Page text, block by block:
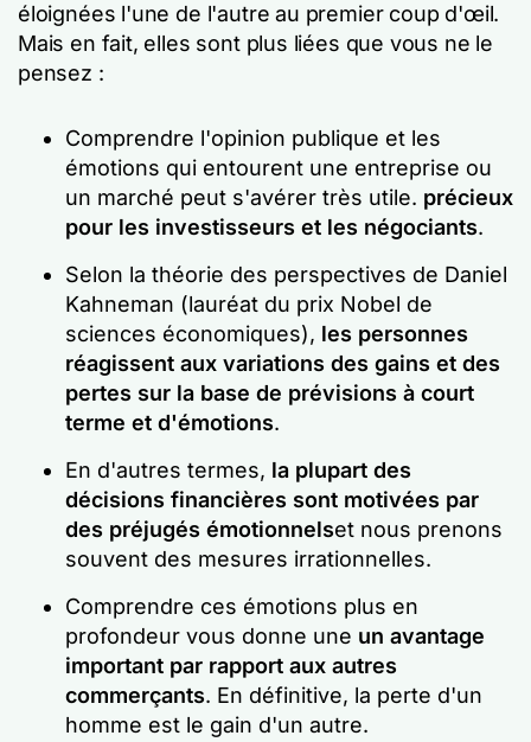
éloignées l'une de l'autre au premier coup d'œil.
Mais en fait, elles sont plus liées que vous ne le
pensez :
Comprendre l'opinion publique et les
émotions qui entourent une entreprise ou
un marché peut s'avérer très utile. précieux
pour les investisseurs et les négociants.
Selon la théorie des perspectives de Daniel
Kahneman (lauréat du prix Nobel de
sciences économiques), les personnes
réagissent aux variations des gains et des
pertes sur la base de prévisions à court
terme et d'émotions.
En d'autres termes, la plupart des
décisions financières sont motivées par
des préjugés émotionnelset nous prenons
souvent des mesures irrationnelles.
Comprendre ces émotions plus en
profondeur vous donne une un avantage
important par rapport aux autres
commerçants. En définitive, la perte d'un
homme est le gain d'un autre.